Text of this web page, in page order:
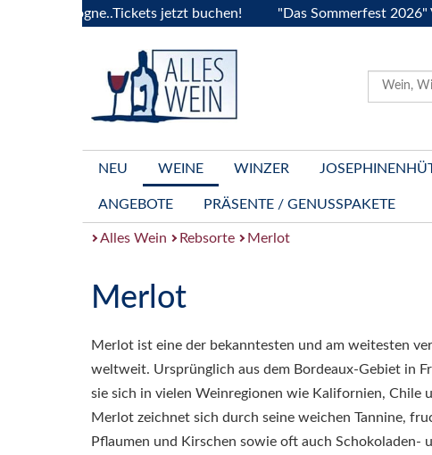
jetzt buchen! "Das Sommerfest 2026"
NEU WEINE WINZER
ANGEBOTE PRÄSENTE / GENUSSPAKETE
Alles Wein Rebsorte Merlot
Merlot
Merlot ist eine der bekanntesten und am weitesten
weltweit. Ursprünglich aus dem Bordeaux-Gebiet in
sie sich in vielen Weinregionen wie Kalifornien, Chile
Merlot zeichnet sich durch seine weichen Tannine,
Pflaumen und Kirschen sowie oft auch Schokoladen-